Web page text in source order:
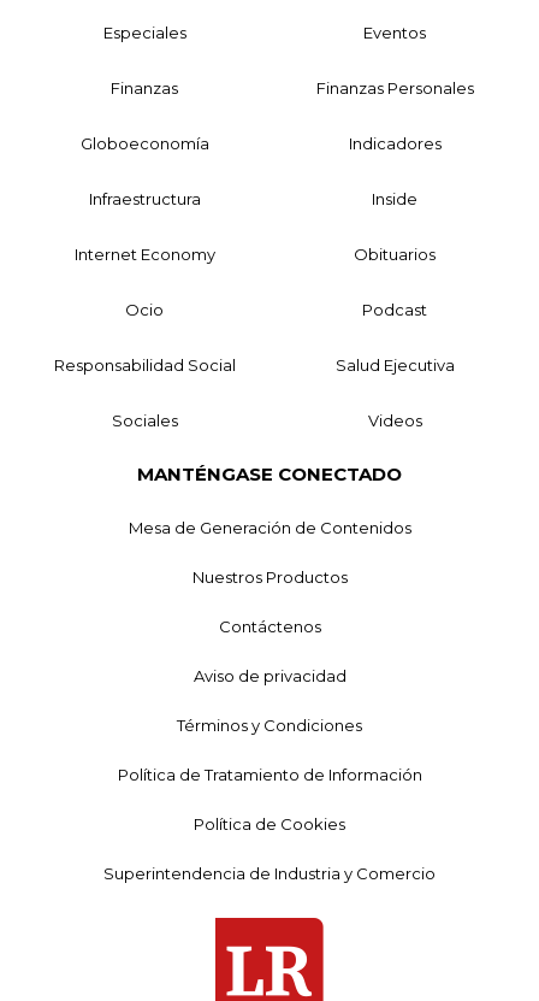
Especiales Eventos
Finanzas Finanzas Personales
Globoeconomía Indicadores
Infraestructura Inside
Internet Economy Obituarios
Ocio Podcast
Responsabilidad Social Salud Ejecutiva
Sociales Videos
MANTÉNGASE CONECTADO
Mesa de Generación de Contenidos
Nuestros Productos
Contáctenos
Aviso de privacidad
Términos y Condiciones
Política de Tratamiento de Información
Política de Cookies
Superintendencia de Industria y Comercio